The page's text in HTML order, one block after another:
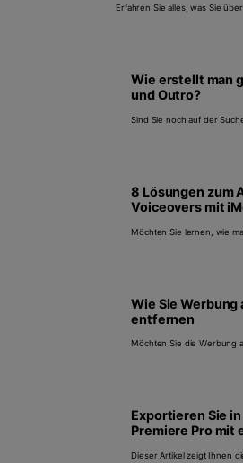
Erfahren Sie alles, was Sie
Wie erstellt man
und Outro?
Sind Sie noch auf der
8 Lösungen zum
Voiceovers mit
Möchten Sie lernen, wie
Wie Sie Werbung
entfernen
Möchten Sie die Werbung
Exportieren Sie
Premiere Pro mit
Dieser Artikel zeigt Ihnen